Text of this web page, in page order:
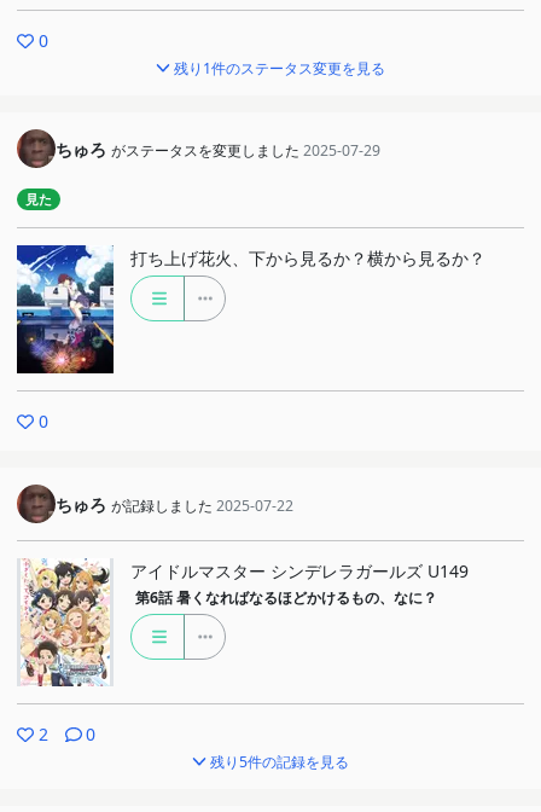
0
残り1件のステータス変更を見る
ちゅろ がステータスを変更しました 2025-07-29
見た
打ち上げ花火、下から見るか？横から見るか？
0
ちゅろ が記録しました 2025-07-22
アイドルマスター シンデレラガールズ U149
第6話 暑くなればなるほどかけるもの、なに？
2 0
残り5件の記録を見る